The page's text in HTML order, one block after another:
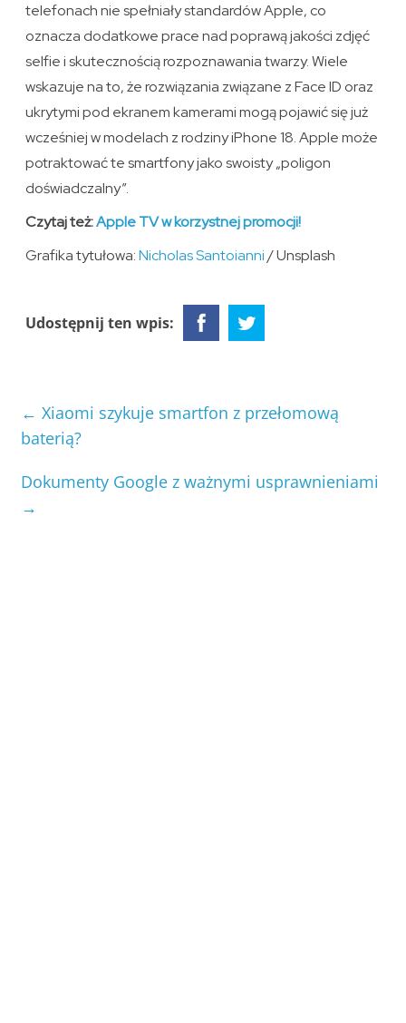
telefonach nie spełniały standardów Apple, co
oznacza dodatkowe prace nad poprawą jakości zdjęć
selfie i skutecznością rozpoznawania twarzy. Wiele
wskazuje na to, że rozwiązania związane z Face ID oraz
ukrytymi pod ekranem kamerami mogą pojawić się już
wcześniej w modelach z rodziny iPhone 18. Apple może
potraktować te smartfony jako swoisty „poligon
doświadczalny”.
Czytaj też:Apple TV w korzystnej promocji!
Grafika tytułowa:Nicholas Santoianni/ Unsplash
Udostępnij ten wpis:
← Xiaomi szykuje smartfon z przełomową
baterią?
Dokumenty Google z ważnymi usprawnieniami
→